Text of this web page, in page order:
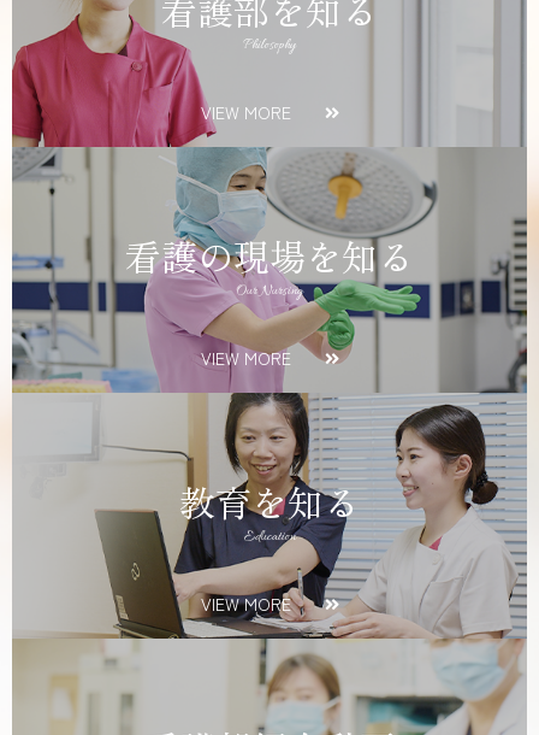
Philosophy
VIEW MORE
看護の現場を知る
Our Nursing
VIEW MORE
教育を知る
Education
VIEW MORE